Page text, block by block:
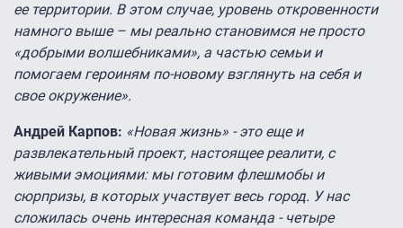
ее территории. В этом случае, уровень откровенности
намного выше – мы реально становимся не просто
«добрыми волшебниками», а частью семьи и
помогаем героиням по-новому взглянуть на себя и
свое окружение».
Андрей Карпов: «Новая жизнь» - это еще и
развлекательный проект, настоящее реалити, с
живыми эмоциями: мы готовим флешмобы и
сюрпризы, в которых участвует весь город. У нас
сложилась очень интересная команда - четыре